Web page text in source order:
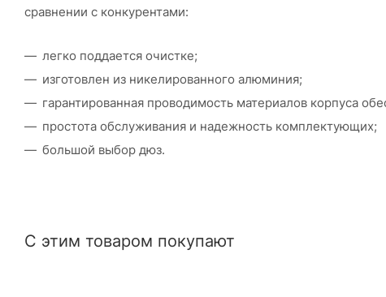
сравнении с конкурентами:
легко поддается очистке;
изготовлен из никелированного алюминия;
гарантированная проводимость материалов корпуса
простота обслуживания и надежность комплектующих;
большой выбор дюз.
С этим товаром покупают